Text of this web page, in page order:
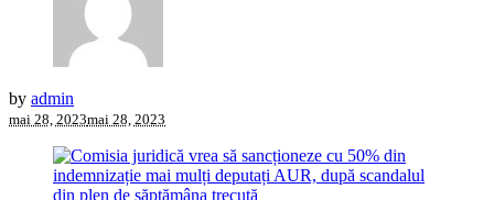
by admin
mai 28, 2023mai 28, 2023